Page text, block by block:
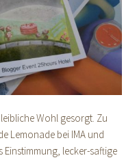
Wohl gesorgt. Zu
Lemonade bei IMA und
lecker-saftige